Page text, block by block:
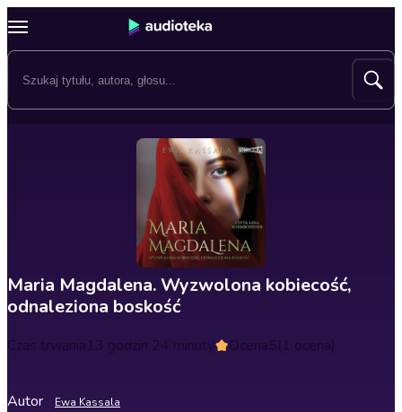
Maria Magdalena. Wyzwolona kobiecość,
odnaleziona boskość
Czas trwania13 godzin 24 minuty Ocena5(1 ocena)
Autor Ewa Kassala